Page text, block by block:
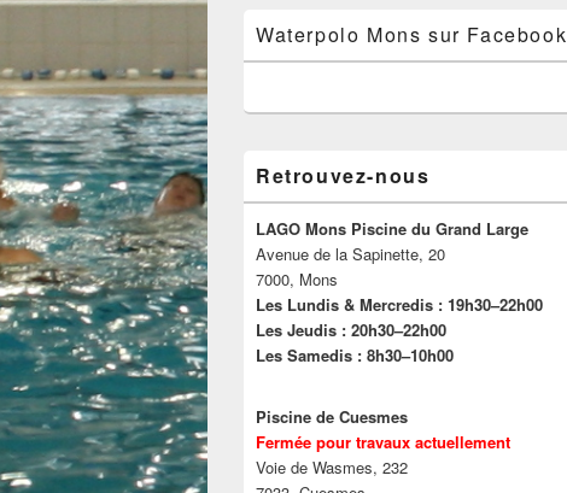
Waterpolo Mons sur Facebook
Retrouvez-nous
LAGO Mons Piscine du Grand Large
Avenue de la Sapinette, 20
7000, Mons
Les Lundis & Mercredis : 19h30–22h00
Les Jeudis : 20h30–22h00
Les Samedis : 8h30–10h00
Piscine de Cuesmes
Fermée pour travaux actuellement
Voie de Wasmes, 232